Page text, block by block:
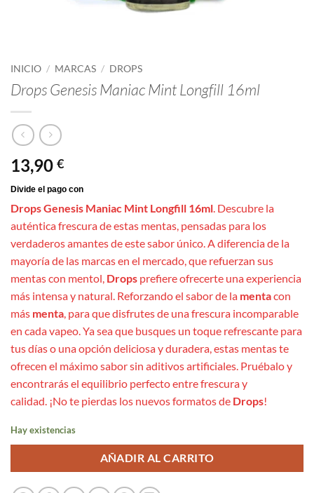
INICIO / MARCAS / DROPS
Drops Genesis Maniac Mint Longfill 16ml
13,90 €
Drops Genesis Maniac Mint Longfill 16ml. Descubre la
auténtica frescura de estas mentas, pensadas para los
verdaderos amantes de este sabor único. A diferencia de la
mayoría de las marcas en el mercado, que refuerzan sus
mentas con mentol, Drops prefiere ofrecerte una experiencia
más intensa y natural. Reforzando el sabor de la mentacon
más menta, para que disfrutes de una frescura incomparable
en cada vapeo. Ya sea que busques un toque refrescante para
tus días o una opción deliciosa y duradera, estas mentas te
ofrecen el máximo sabor sin aditivos artificiales. Pruébalo y
encontrarás el equilibrio perfecto entre frescura y
calidad. ¡No te pierdas los nuevos formatos de Drops!
Hay existencias
AÑADIR AL CARRITO